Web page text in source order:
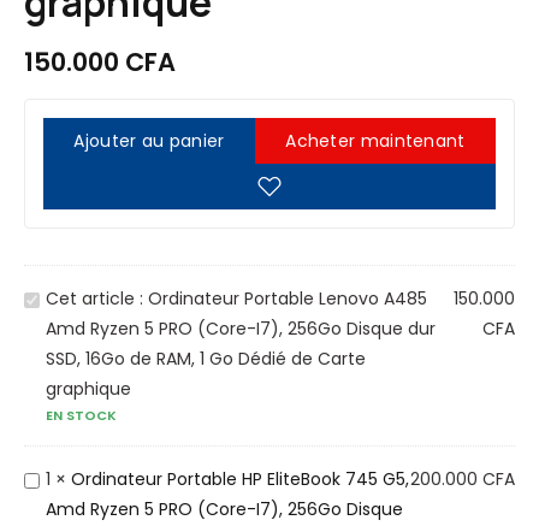
150.000 CFA
Ajouter au panier Acheter maintenant
O
a
t
Cet article : Ordinateur Portable Lenovo A485
Amd Ryzen 5 PRO (Core-I7), 256Go Disque dur
SSD, 16Go de RAM, 1 Go Dédié de Carte
graphique
EN STOCK
150.000
CFA
O 1 × Ordinateur Portable HP EliteBook 745 G5,
Amd Ryzen 5 PRO (Core-I7), 256Go Disque
200.000 CFA